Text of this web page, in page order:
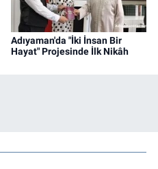
Adıyaman'da "İki İnsan Bir
Hayat" Projesinde İlk Nikâh